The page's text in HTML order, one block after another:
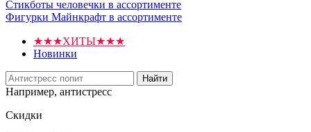
Стикботы человечки в ассортименте
Фигурки Майнкрафт в ассортименте
★★★ХИТЫ★★★
Новинки
Найти
Например, антистресс
Скидки